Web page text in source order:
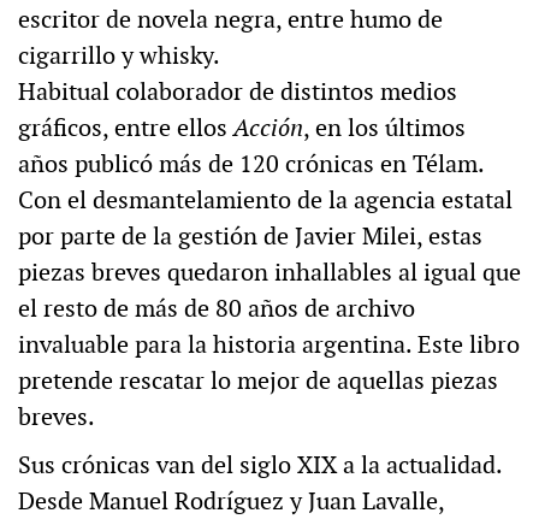
escritor de novela negra, entre humo de
cigarrillo y whisky.
Habitual colaborador de distintos medios
gráficos, entre ellosAcción, en los últimos
años publicó más de 120 crónicas en Télam.
Con el desmantelamiento de la agencia estatal
por parte de la gestión de Javier Milei, estas
piezas breves quedaron inhallables al igual que
el resto de más de 80 años de archivo
invaluable para la historia argentina. Este libro
pretende rescatar lo mejor de aquellas piezas
breves.
Sus crónicas van del siglo XIX a la actualidad.
Desde Manuel Rodríguez y Juan Lavalle,